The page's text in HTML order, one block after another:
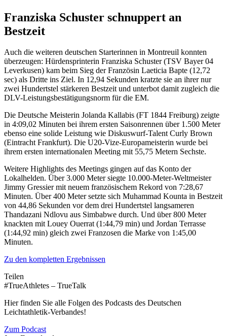
Franziska Schuster schnuppert an
Bestzeit
Auch die weiteren deutschen Starterinnen in Montreuil konnten
überzeugen: Hürdensprinterin Franziska Schuster (TSV Bayer 04
Leverkusen) kam beim Sieg der Französin Laeticia Bapte (12,72
sec) als Dritte ins Ziel. In 12,94 Sekunden kratzte sie an ihrer nur
zwei Hundertstel stärkeren Bestzeit und unterbot damit zugleich die
DLV-Leistungsbestätigungsnorm für die EM.
Die Deutsche Meisterin Jolanda Kallabis (FT 1844 Freiburg) zeigte
in 4:09,02 Minuten bei ihrem ersten Saisonrennen über 1.500 Meter
ebenso eine solide Leistung wie Diskuswurf-Talent Curly Brown
(Eintracht Frankfurt). Die U20-Vize-Europameisterin wurde bei
ihrem ersten internationalen Meeting mit 55,75 Metern Sechste.
Weitere Highlights des Meetings gingen auf das Konto der
Lokalhelden. Über 3.000 Meter siegte 10.000-Meter-Weltmeister
Jimmy Gressier mit neuem französischem Rekord von 7:28,67
Minuten. Über 400 Meter setzte sich Muhammad Kounta in Bestzeit
von 44,86 Sekunden vor dem drei Hundertstel langsameren
Thandazani Ndlovu aus Simbabwe durch. Und über 800 Meter
knackten mit Louey Ouerrat (1:44,79 min) und Jordan Terrasse
(1:44,92 min) gleich zwei Franzosen die Marke von 1:45,00
Minuten.
Zu den kompletten Ergebnissen
Teilen
#TrueAthletes – TrueTalk
Hier finden Sie alle Folgen des Podcasts des Deutschen
Leichtathletik-Verbandes!
Zum Podcast